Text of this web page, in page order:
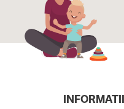
INFORMATII